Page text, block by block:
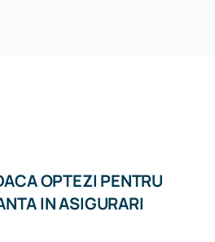
OPTEZI PENTRU
IN ASIGURARI